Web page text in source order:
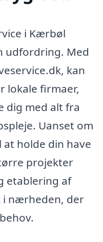
i Kærbøl
udfordring. Med
kan
lokale firmaer,
dig med alt fra
Uanset om
holde din have
projekter
etablering af
i nærheden, der